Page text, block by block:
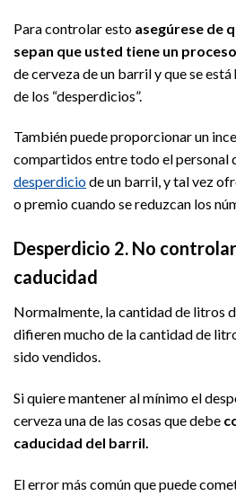
Para controlar esto asegúrese de
sepan que usted tiene un proceso
de cerveza de un barril y que se
de los “desperdicios”.
También puede proporcionar un
compartidos entre todo el personal
desperdiciode un barril, y tal vez
o premio cuando se reduzcan los
Desperdicio 2. No
caducidad
Normalmente, la cantidad de litros
difieren mucho de la cantidad de
sido vendidos.
Si quiere mantener al mínimo el
cerveza una de las cosas que debe
caducidad del barril.
El error más común que puede